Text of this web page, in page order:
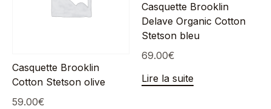
Casquette Brooklin
Cotton Stetson olive
59.00€
Casquette Brooklin
Delave Organic Cotton
Stetson bleu
69.00€
Lire la suite